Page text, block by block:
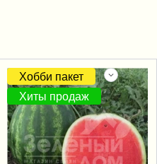
Хобби пакет
Хиты продаж